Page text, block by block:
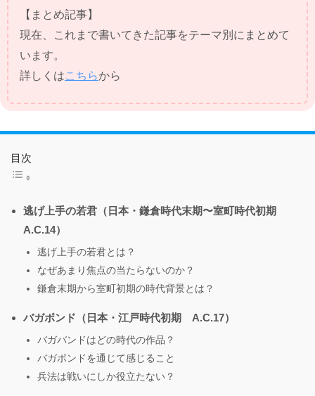
【まとめ記事】
現在、これまで書いてきた記事をテーマ別にまとめて
います。
詳しくはこちらから
目次
逃げ上手の若君（日本・鎌倉時代末期〜室町時代初期
A.C.14）
逃げ上手の若君とは？
なぜあまり焦点の当たらないのか？
鎌倉末期から室町初期の時代背景とは？
バガボンド（日本・江戸時代初期 A.C.17）
バガバンドはどの時代の作品？
バガボンドを通じて感じること
兵法は戦いにしか役立たない？